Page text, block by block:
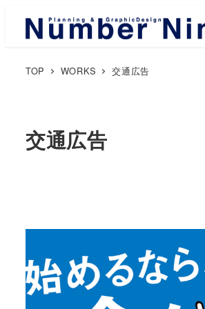
TOP WORKS 交通広告
交通広告